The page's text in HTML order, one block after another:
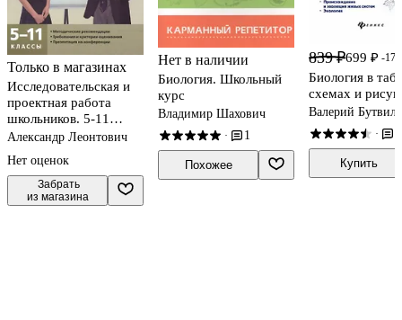
Только в магазинах
Исследовательская и
проектная работа
школьников. 5-11
классы
Александр Леонтович
Нет оценок
Забрать
из магазина
Нет в наличии
Биология. Школьный
курс
Владимир Шахович
· 1
Похожее
839 ₽699 ₽ -
Биология в
схемах и
Валерий
Владимир
Роман Заяц, И.В.
Рачковская
·
Купить